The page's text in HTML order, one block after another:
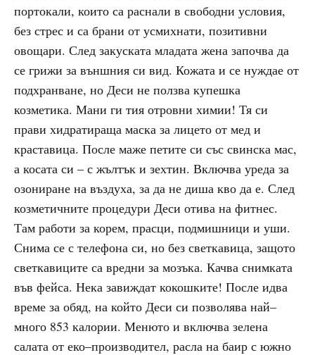
портокали, които са раснали в свободни условия,
без стрес и са брани от усмихнати, позитивни
овощари. След закуската младата жена започва да
се грижи за външния си вид. Кожата и се нуждае от
подхранване, но Деси не ползва купешка
козметика. Мани ги тия отровни химии! Тя си
прави хидратираща маска за лицето от мед и
краставица. После маже петите си със свинска мас,
а косата си – с жълтък и зехтин. Включва уреда за
озониране на въздуха, за да не диша кво да е. След
козметичните процедури Деси отива на фитнес.
Там работи за корем, прасци, подмишници и уши.
Снима се с телефона си, но без светкавица, защото
светкавиците са вредни за мозъка. Качва снимката
във фейса. Нека завиждат кокошките! После идва
време за обяд, на който Деси си позволява най–
много 853 калории. Менюто и включва зелена
салата от еко–производител, расла на баир с южно